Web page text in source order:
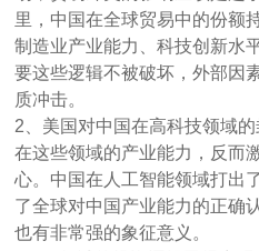
里，中国在全球贸易中的份额
制造业产业能力、科技创新水
要这些逻辑不被破坏，外部因
质冲击。
2、美国对中国在高科技领域
在这些领域的产业能力，反而
心。中国在人工智能领域打出
了全球对中国产业能力的正确
也有非常强的象征意义。